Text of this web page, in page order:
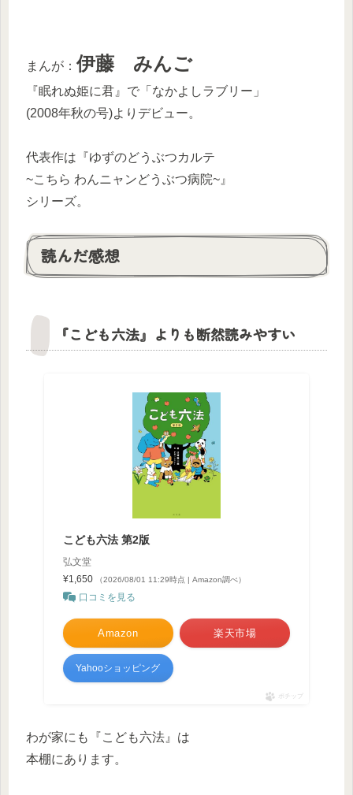
まんが： 伊藤 みんご
『眠れぬ姫に君』で「なかよしラブリー」
(2008年秋の号)よりデビュー。
代表作は『ゆずのどうぶつカルテ
~こちら わんニャンどうぶつ病院~』
シリーズ。
読んだ感想
『こども六法』よりも断然読みやすい
こども六法 第2版
弘文堂
¥1,650
（2026/08/01 11:29時点 | Amazon調べ）
口コミを見る
Amazon 楽天市場
Yahooショッピング
ポチップ
わが家にも『こども六法』は
本棚にあります。